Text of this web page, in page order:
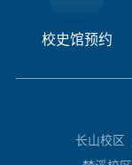
校史馆预约
长山校区